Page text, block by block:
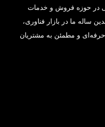
تخصصی در حوزه فروش و خدمات
ساله ما در بازار فناوری،
حرفه‌ای و مطمئن به مشتریان